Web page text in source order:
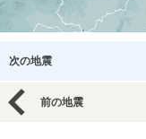
次の地震
前の地震